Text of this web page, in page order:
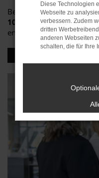
Bei Stiglmayr verfügen
100 Jahrenin der
entsprechend gründlich
Diese Technologien
Webseite zu
verbessern. Zudem
dritten
anderen Webseiten
schalten, die für Ihre